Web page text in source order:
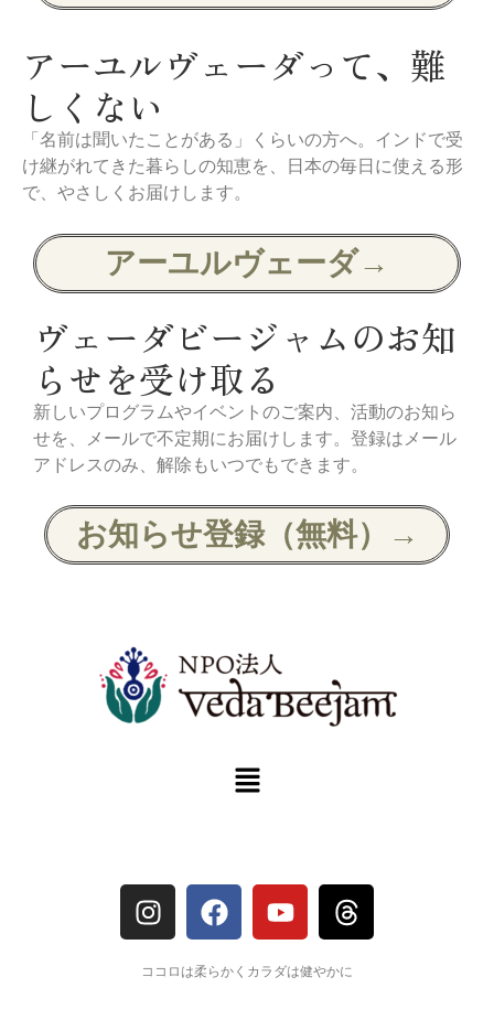
アーユルヴェーダって、難
しくない
「名前は聞いたことがある」くらいの方へ。インドで受
け継がれてきた暮らしの知恵を、日本の毎日に使える形
で、やさしくお届けします。
アーユルヴェーダ→
ヴェーダビージャムのお知
らせを受け取る
新しいプログラムやイベントのご案内、活動のお知ら
せを、メールで不定期にお届けします。登録はメール
アドレスのみ、解除もいつでもできます。
お知らせ登録（無料）→
ココロは柔らかくカラダは健やかに